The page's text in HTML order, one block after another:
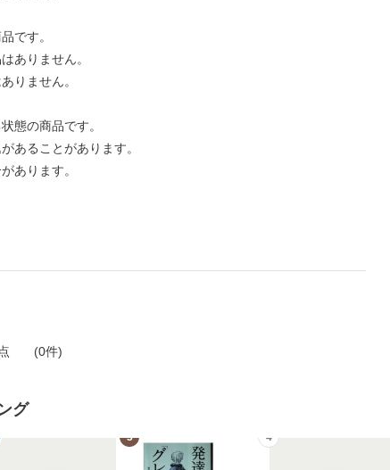
です。
りません。
りません。
の商品です。
ることがあります。
あります。
点 (0件)
グ
3 4